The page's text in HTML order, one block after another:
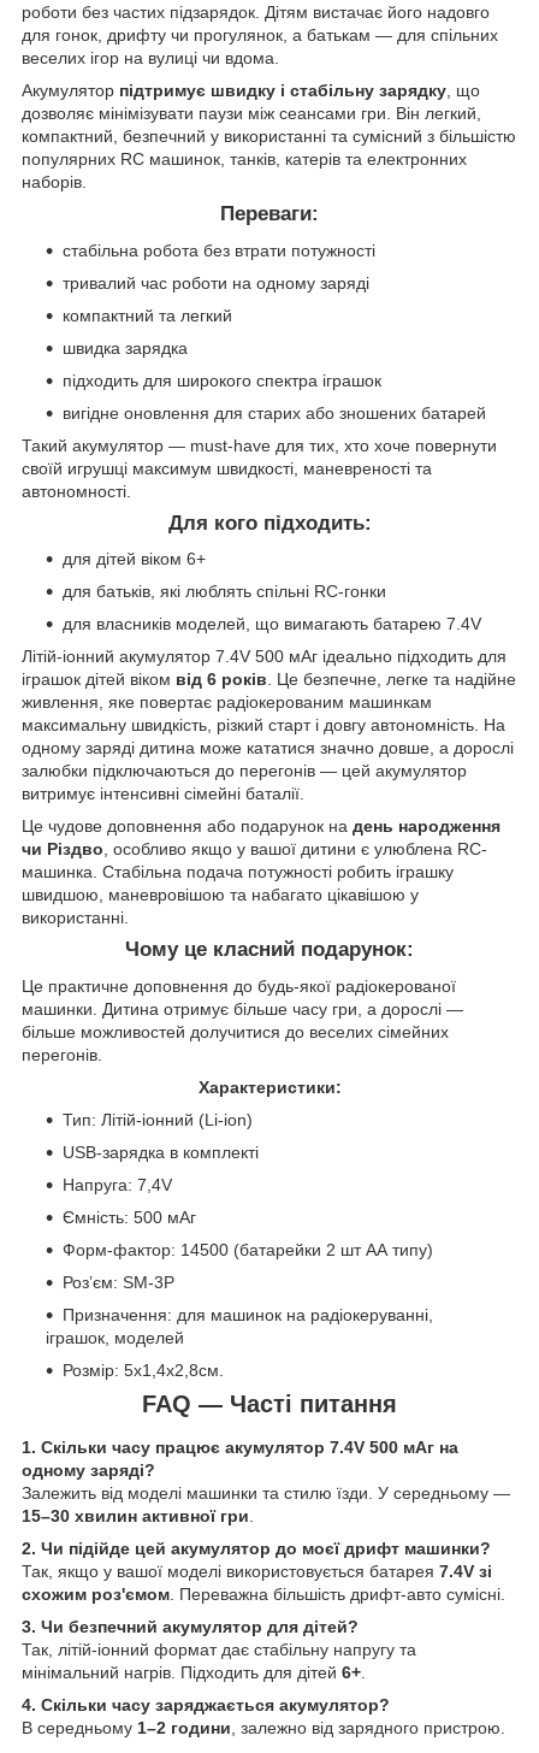
роботи без частих підзарядок. Дітям вистачає його надовго
для гонок, дрифту чи прогулянок, а батькам — для спільних
веселих ігор на вулиці чи вдома.
Акумулятор підтримує швидку і стабільну зарядку , що
дозволяє мінімізувати паузи між сеансами гри. Він легкий,
компактний, безпечний у використанні та сумісний з більшістю
популярних RC машинок, танків, катерів та електронних
наборів.
Переваги:
стабільна робота без втрати потужності
тривалий час роботи на одному заряді
компактний та легкий
швидка зарядка
підходить для широкого спектра іграшок
вигідне оновлення для старих або зношених батарей
Такий акумулятор — must-have для тих, хто хоче повернути
своїй игрушці максимум швидкості, маневреності та
автономності.
Для кого підходить:
для дітей віком 6+
для батьків, які люблять спільні RC-гонки
для власників моделей, що вимагають батарею 7.4V
Літій-іонний акумулятор 7.4V 500 мАг ідеально підходить для
іграшок дітей віком від 6 років. Це безпечне, легке та надійне
живлення, яке повертає радіокерованим машинкам
максимальну швидкість, різкий старт і довгу автономність. На
одному заряді дитина може кататися значно довше, а дорослі
залюбки підключаються до перегонів — цей акумулятор
витримує інтенсивні сімейні баталії.
Це чудове доповнення або подарунок на день народження
чи Різдво, особливо якщо у вашої дитини є улюблена RC-
машинка. Стабільна подача потужності робить іграшку
швидшою, маневровішою та набагато цікавішою у
використанні.
Чому це класний подарунок:
Це практичне доповнення до будь-якої радіокерованої
машинки. Дитина отримує більше часу гри, а дорослі —
більше можливостей долучитися до веселих сімейних
перегонів.
Характеристики:
Тип: Літій-іонний (Li-ion)
USB-зарядка в комплекті
Напруга: 7,4V
Ємність: 500 мАг
Форм-фактор: 14500 (батарейки 2 шт АА типу)
Роз’єм: SM-3P
Призначення: для машинок на радіокеруванні,
іграшок, моделей
Розмір: 5х1,4х2,8см.
FAQ — Часті питання
1. Скільки часу працює акумулятор 7.4V 500 мАг на
одному заряді?
Залежить від моделі машинки та стилю їзди. У середньому —
15–30 хвилин активної гри
2. Чи підійде цей акумулятор до моєї дрифт машинки?
Так, якщо у вашої моделі використовується батарея 7.4V зі
схожим роз'ємом . Переважна більшість дрифт-авто сумісні.
3. Чи безпечний акумулятор для дітей?
Так, літій-іонний формат дає стабільну напругу та
мінімальний нагрів. Підходить для дітей 6+
4. Скільки часу заряджається акумулятор?
В середньому 1–2 години , залежно від зарядного пристрою.